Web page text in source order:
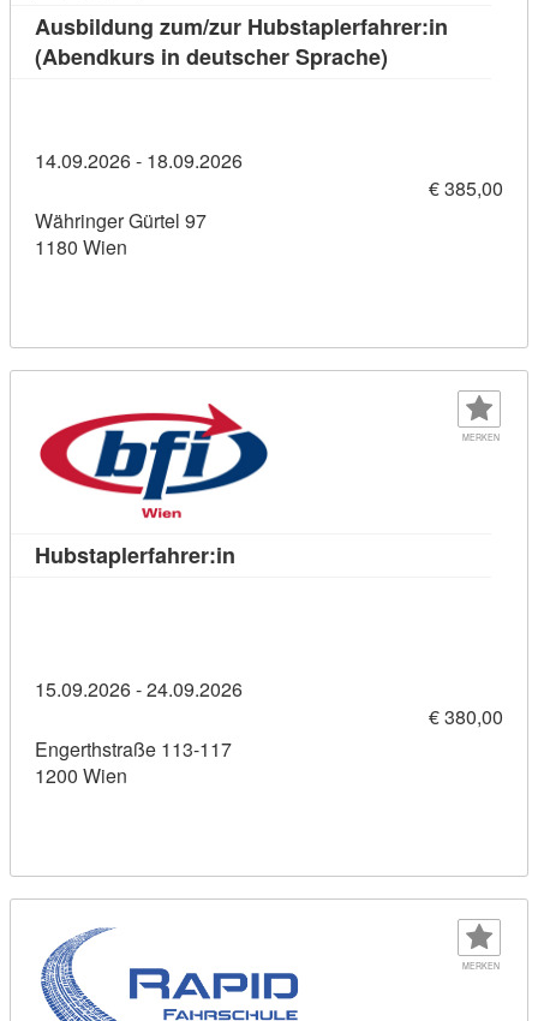
Ausbildung zum/zur Hubstaplerfahrer:in
(Abendkurs in deutscher Sprache)
14.09.2026 - 18.09.2026
€ 385,00
Währinger Gürtel 97
1180 Wien
MERKEN
Hubstaplerfahrer:in
15.09.2026 - 24.09.2026
€ 380,00
Engerthstraße 113-117
1200 Wien
MERKEN